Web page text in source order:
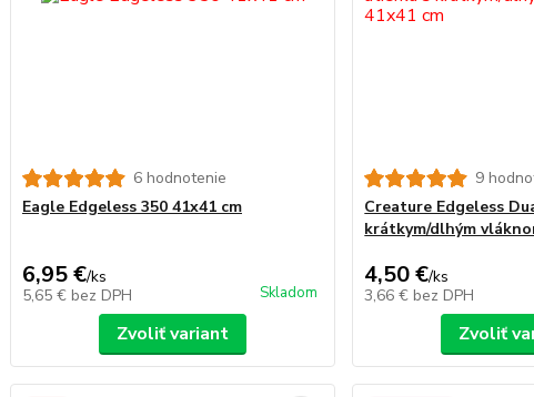
6 hodnotenie
Eagle Edgeless 350 41x41 cm
6,95 €/ks
5,65 € bez DPH Skladom
Zvoliť variant
9
Creature Edgeless
krátkym/dlhým
4,50 €/ks
3,66 € bez DPH
Zvoliť